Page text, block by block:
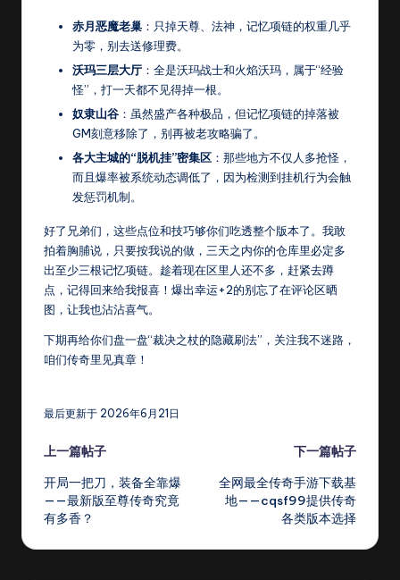
赤月恶魔老巢 ：只掉天尊、法神，记忆项链的权重几乎
为零，别去送修理费。
沃玛三层大厅 ：全是沃玛战士和火焰沃玛，属于“经验
怪”，打一天都不见得掉一根。
奴隶山谷 ：虽然盛产各种极品，但记忆项链的掉落被
GM刻意移除了，别再被老攻略骗了。
各大主城的“脱机挂”密集区 ：那些地方不仅人多抢怪，
而且爆率被系统动态调低了，因为检测到挂机行为会触
发惩罚机制。
好了兄弟们，这些点位和技巧够你们吃透整个版本了。我敢
拍着胸脯说，只要按我说的做，三天之内你的仓库里必定多
出至少三根记忆项链。趁着现在区里人还不多，赶紧去蹲
点，记得回来给我报喜！爆出幸运+2的别忘了在评论区晒
图，让我也沾沾喜气。
下期再给你们盘一盘“裁决之杖的隐藏刷法”，关注我不迷路，
咱们传奇里见真章！
最后更新于 2026年6月21日
Post
navigation
上一篇帖子
开局一把刀，装备全靠爆
——最新版至尊传奇究竟
有多香？
下一篇帖子
全网最全传奇手游下载基
地——cqsf99提供传奇
各类版本选择